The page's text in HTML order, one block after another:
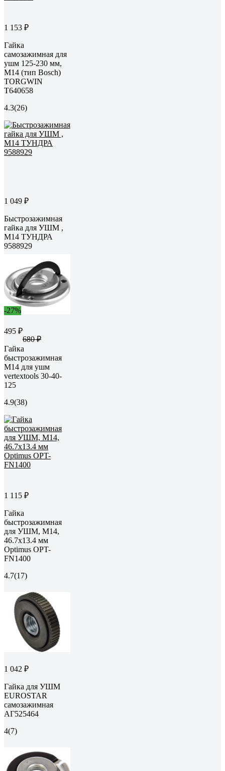
1 153 ₽
Гайка
самозажимная для
ушм 125-230 мм,
М14 (тип Bosch)
TORGWIN
T640658
4.3(26)
1 049 ₽
Быстрозажимная
гайка для УШМ ,
М14 ТУНДРА
9588929
-27%
495 ₽
680 ₽
Гайка
быстрозажимная
M14 для ушм
vertextools 30-40-
125
4.9(38)
1 115 ₽
Гайка
быстрозажимная
для УШМ, М14,
46.7x13.4 мм
Optimus OPT-
FN1400
4.7(17)
1 042 ₽
Гайка для УШМ
EUROSTAR
самозажимная
АГ525464
4(7)